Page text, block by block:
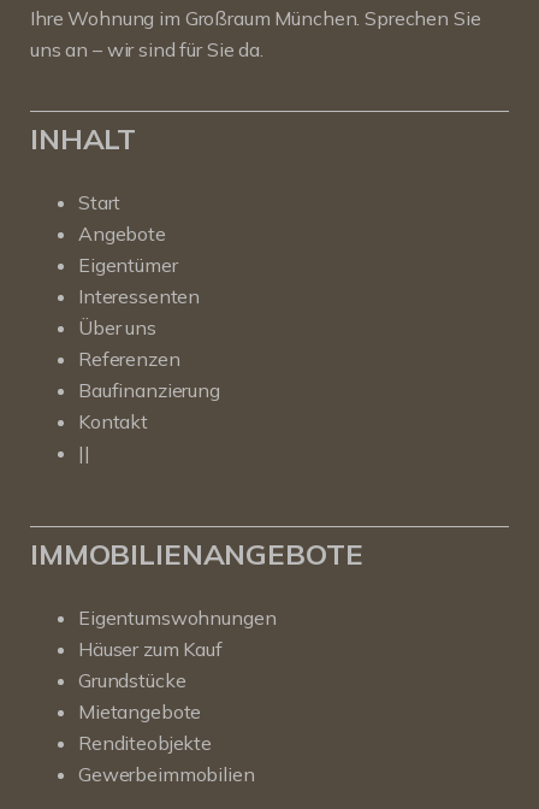
Ihre Wohnung im Großraum München. Sprechen Sie
uns an – wir sind für Sie da.
INHALT
Start
Angebote
Eigentümer
Interessenten
Über uns
Referenzen
Baufinanzierung
Kontakt
||
IMMOBILIENANGEBOTE
Eigentumswohnungen
Häuser zum Kauf
Grundstücke
Mietangebote
Renditeobjekte
Gewerbeimmobilien